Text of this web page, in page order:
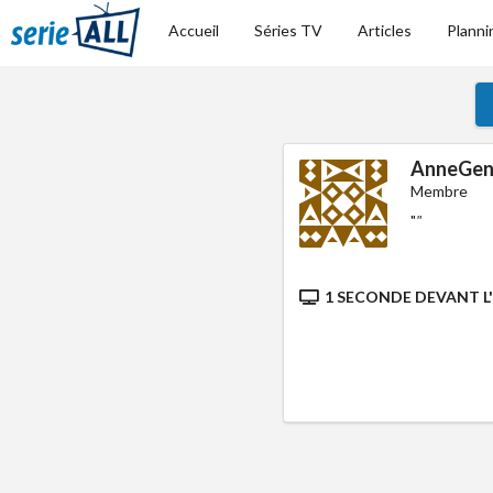
Accueil Séries TV Articles
Membre
""
1 SECONDE DEVANT